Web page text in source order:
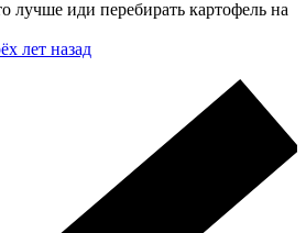
лучше иди перебирать картофель на
лет назад